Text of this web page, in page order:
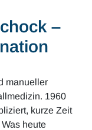
–
manueller
1960
kurze Zeit
heute